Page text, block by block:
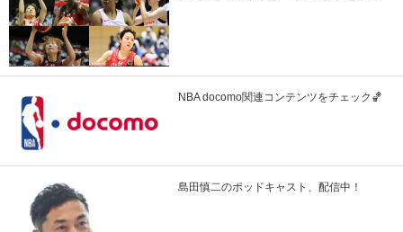
NBA docomo関連コンテンツをチェック🏀
島田慎二のポッドキャスト、配信中！